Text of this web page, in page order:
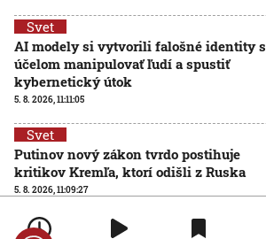
Svet
AI modely si vytvorili falošné identity s
účelom manipulovať ľudí a spustiť
kybernetický útok
5. 8. 2026, 11:11:05
Svet
Putinov nový zákon tvrdo postihuje
kritikov Kremľa, ktorí odišli z Ruska
5. 8. 2026, 11:09:27